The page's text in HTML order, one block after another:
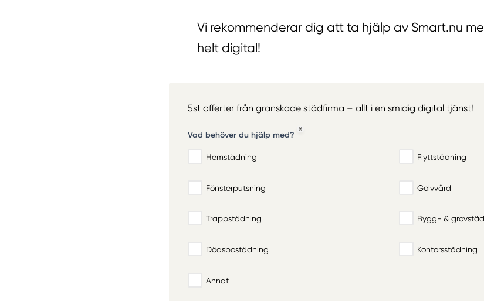
Vi rekommenderar dig att ta hjälp av Smart.nu
helt digital!
5st offerter från granskade städfirma – allt i en smidig digital tjänst!
Vad behöver du hjälp med?
Hemstädning Flyttstädning
Fönsterputsning Golvvård
Trappstädning Bygg- &
Dödsbostädning Kontorsstädning
Annat